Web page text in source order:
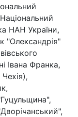
НАН України,
"Олександрія"
Івана Франка,